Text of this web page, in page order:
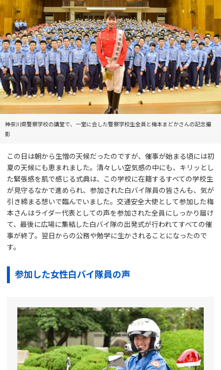
神奈川県警察学校の講堂で、一堂に会した警察学校生全員と梅本まどかさんの記念撮
影
この日は朝から生憎の天候だったのですが、催事が始まる頃には初
夏の天候にも恵まれました。清々しい空気感の中にも、キリッとし
た緊張感を肌で感じる式典は、この学校に在籍するすべての学校生
が見守るなかで進められ、参加された白バイ隊員の皆さんも、気が
引き締まる想いで臨んでいました。交通安全大使として参加した梅
本さんはライダー代表としての声を参加された全員にしっかり届け
て、最後に広場に集結した白バイ隊の出発式が行われてすべての催
事が終了。翌日からの公務や勉学に生かされることになったので
す。
参加した女性白バイ隊員の声